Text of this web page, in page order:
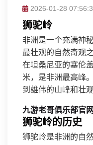
2026-01-28
狮驼岭
非洲是一个充满神
最壮观的自然奇观
在坦桑尼亚的塞伦
米，是非洲最高峰
到雄伟的山峰和壮
九游老哥俱乐部官网
狮驼岭的历史
狮驼岭是非洲的自